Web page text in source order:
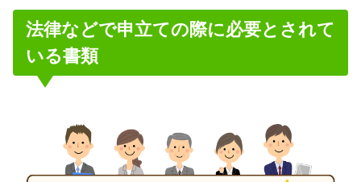
法律などで申立ての際に必要とされて
いる書類